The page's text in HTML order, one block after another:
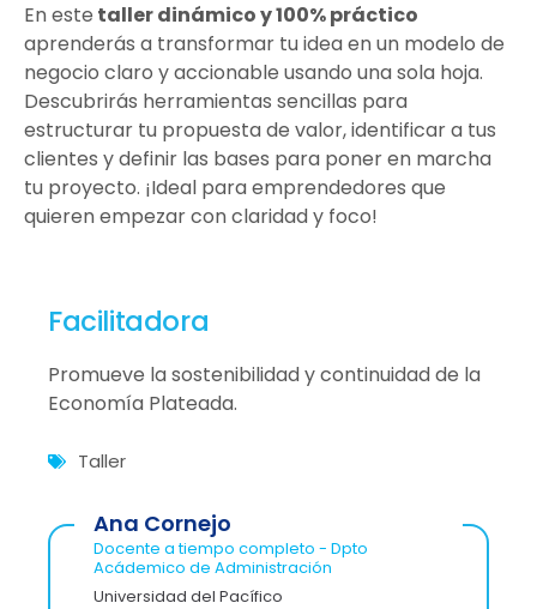
En este taller dinámico y 100% práctico
aprenderás a transformar tu idea en un modelo de
negocio claro y accionable usando una sola hoja.
Descubrirás herramientas sencillas para
estructurar tu propuesta de valor, identificar a tus
clientes y definir las bases para poner en marcha
tu proyecto. ¡Ideal para emprendedores que
quieren empezar con claridad y foco!
Facilitadora
Promueve la sostenibilidad y continuidad de la
Economía Plateada.
Taller
Ana Cornejo
Docente a tiempo completo - Dpto
Acádemico de Administración
Universidad del Pacífico